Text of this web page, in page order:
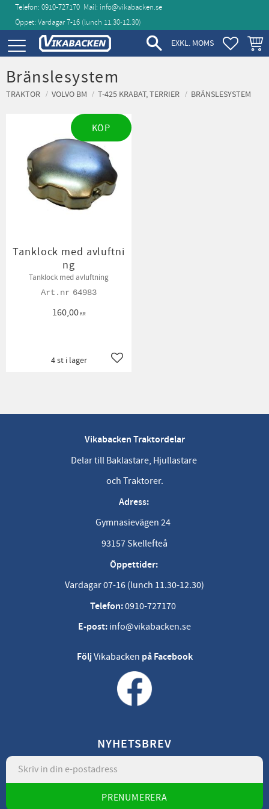
Meny
Telefon: 0910-727170 Mail: info@vikabacken.se
Öppet: Vardagar 7-16 (lunch 11.30‑12.30)
EXKL. MOMS
Bränslesystem
TRAKTOR VOLVO BM T-425 KRABAT, TERRIER BRÄNSLESYSTEM
Tanklock med avluftni
ng
Tanklock med avluftning
64983
160,00KR
Lägg till i favoriter
4 st i lager
KÖP
Vikabacken Traktordelar
Delar till Baklastare, Hjullastare
och Traktorer.
Adress:
Gymnasievägen 24
93157 Skellefteå
Öppettider:
Vardagar 07-16 (lunch 11.30-12.30)
Telefon:0910-727170
E-post: info@vikabacken.se
FöljVikabacken på Facebook
NYHETSBREV
PRENUMERERA